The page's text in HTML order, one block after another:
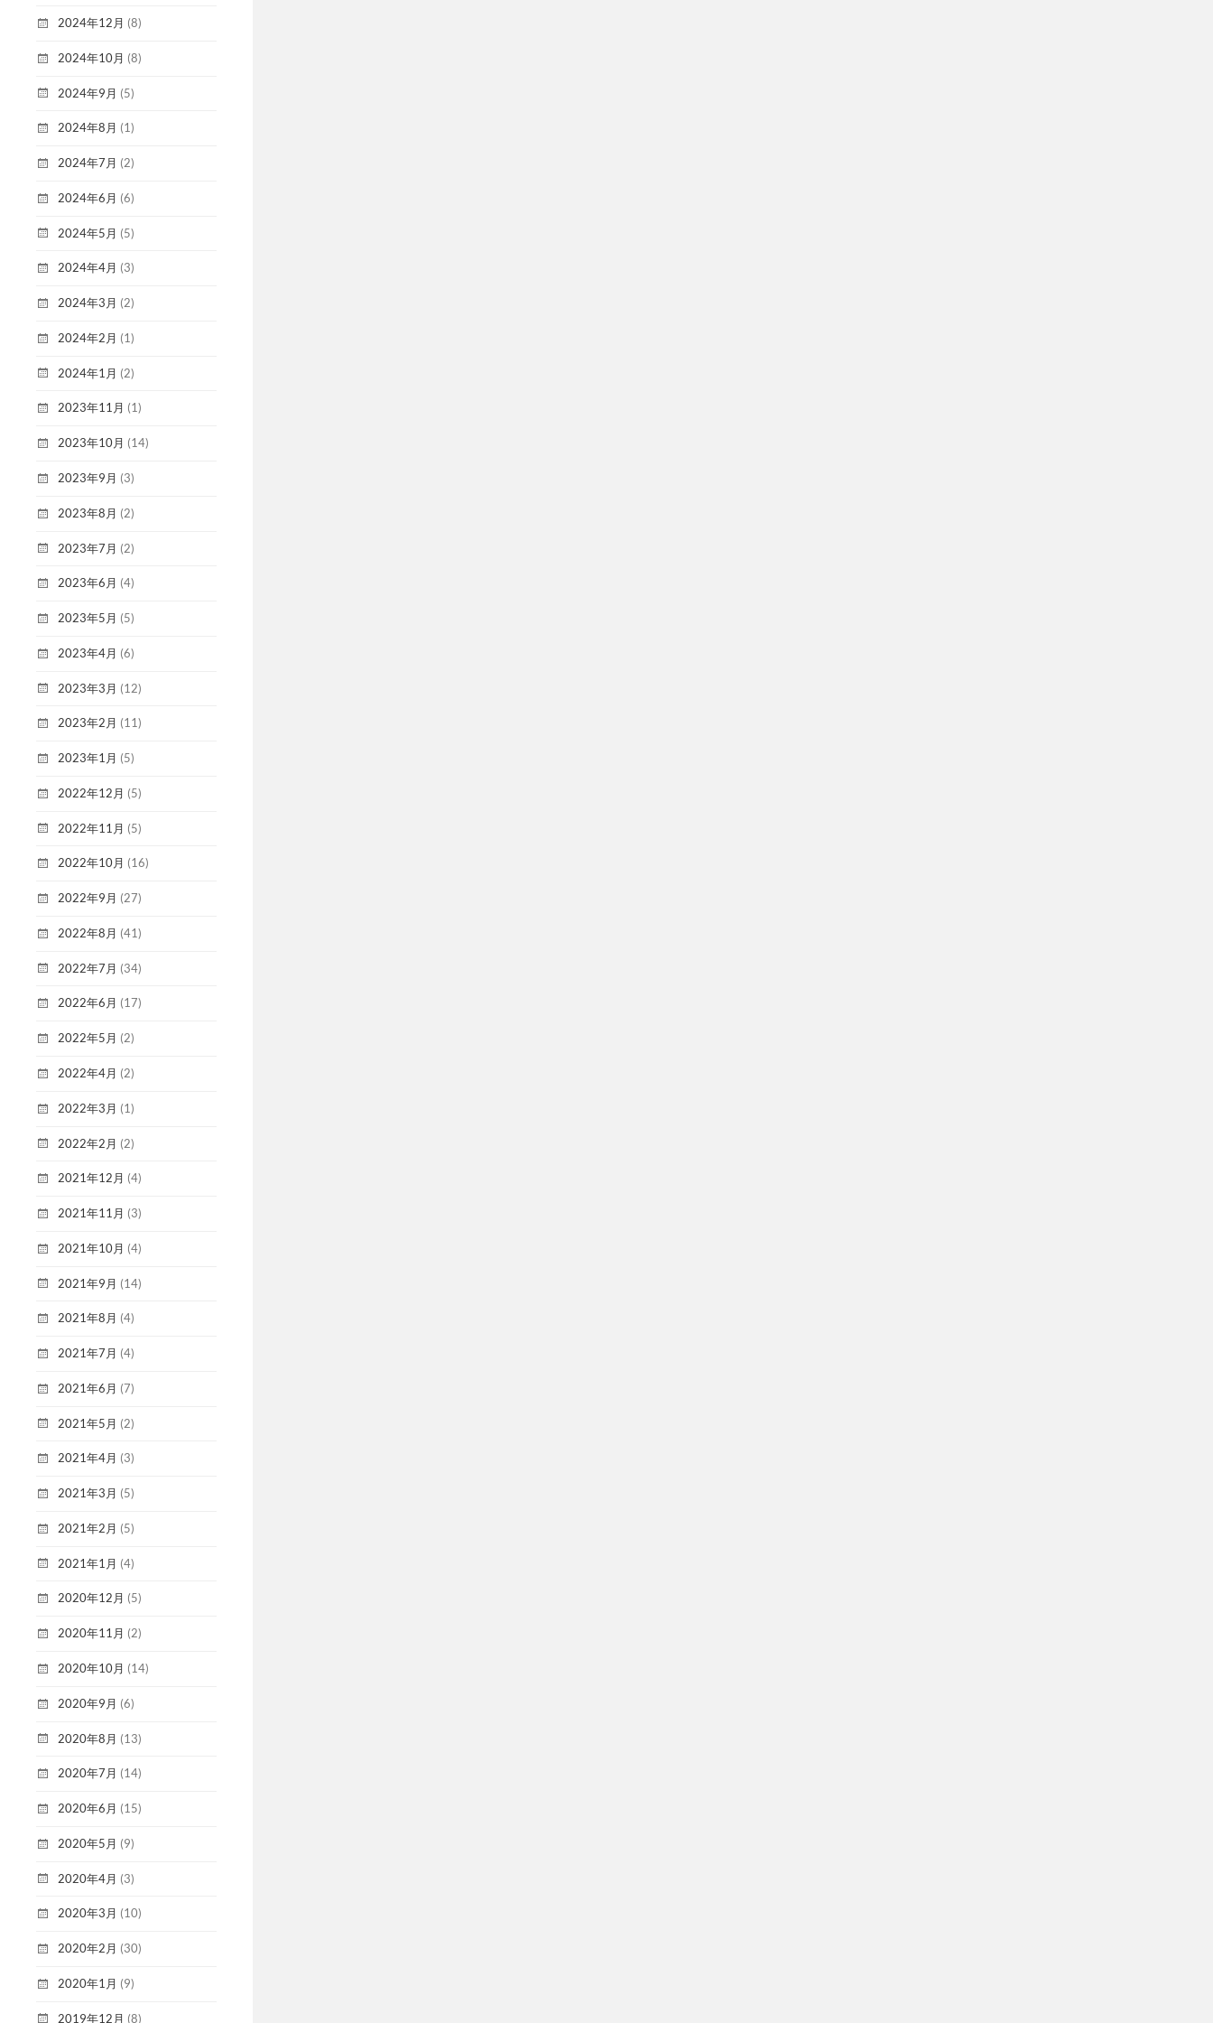
2024年12月 (8)
2024年10月 (8)
2024年9月 (5)
2024年8月 (1)
2024年7月 (2)
2024年6月 (6)
2024年5月 (5)
2024年4月 (3)
2024年3月 (2)
2024年2月 (1)
2024年1月 (2)
2023年11月 (1)
2023年10月 (14)
2023年9月 (3)
2023年8月 (2)
2023年7月 (2)
2023年6月 (4)
2023年5月 (5)
2023年4月 (6)
2023年3月 (12)
2023年2月 (11)
2023年1月 (5)
2022年12月 (5)
2022年11月 (5)
2022年10月 (16)
2022年9月 (27)
2022年8月 (41)
2022年7月 (34)
2022年6月 (17)
2022年5月 (2)
2022年4月 (2)
2022年3月 (1)
2022年2月 (2)
2021年12月 (4)
2021年11月 (3)
2021年10月 (4)
2021年9月 (14)
2021年8月 (4)
2021年7月 (4)
2021年6月 (7)
2021年5月 (2)
2021年4月 (3)
2021年3月 (5)
2021年2月 (5)
2021年1月 (4)
2020年12月 (5)
2020年11月 (2)
2020年10月 (14)
2020年9月 (6)
2020年8月 (13)
2020年7月 (14)
2020年6月 (15)
2020年5月 (9)
2020年4月 (3)
2020年3月 (10)
2020年2月 (30)
2020年1月 (9)
2019年12月 (8)